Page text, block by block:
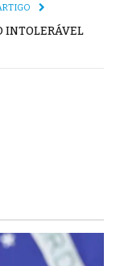
INTOLERÁVEL